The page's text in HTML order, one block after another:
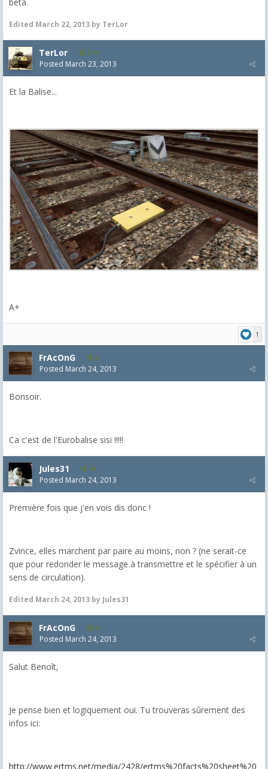
Edited March 22, 2013 by TerLor
TerLor 114
Posted March 23, 2013
Et la Balise...
A+
1
FrAcOnG 8
Posted March 24, 2013
Bonsoir.
Ca c'est de l'Eurobalise sisi !!!!!
Jules31 44
Posted March 24, 2013
Première fois que j'en vois dis donc !
Zvince, elles marchent par paire au moins, non ? (ne serait-ce
que pour redonder le message à transmettre et le spécifier à un
sens de circulation).
Edited March 24, 2013 by Jules31
FrAcOnG 8
Posted March 24, 2013
Salut Benoît,
Je pense bien et logiquement oui. Tu trouveras sûrement des
infos ici:
http://www.ertms.net/media/2428/ertms%20facts%20sheet%20